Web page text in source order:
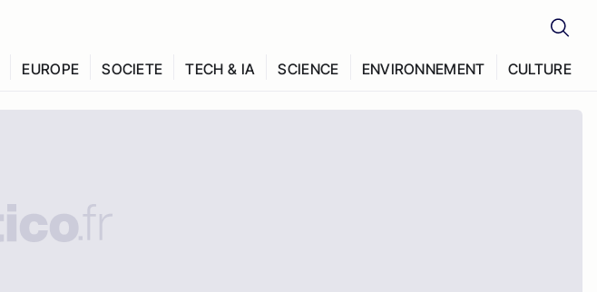
EUROPE SOCIETE TECH & IA SCIENCE ENVIRONNEMENT CULTURE